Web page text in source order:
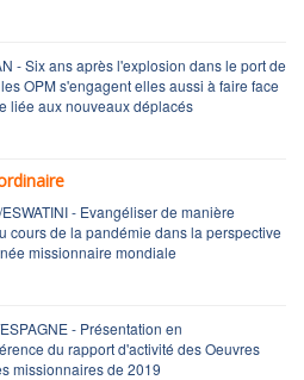
- Six ans après l'explosion dans le port de
OPM s'engagent elles aussi à faire face
liée aux nouveaux déplacés
- Evangéliser de manière
cours de la pandémie dans la perspective
missionnaire mondiale
- Présentation en
du rapport d'activité des Oeuvres
missionnaires de 2019